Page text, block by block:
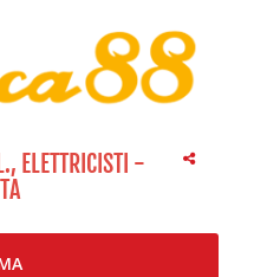
ELETTRICISTI -